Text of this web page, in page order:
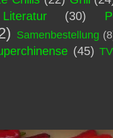
Literatur (30)
Samenbestellung
(45) TV